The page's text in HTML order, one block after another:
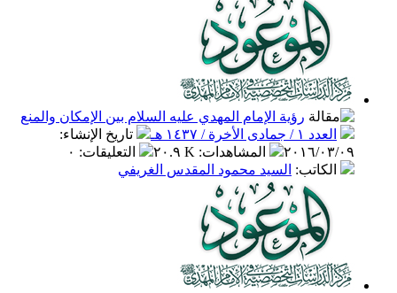
رؤية الإمام المهدي عليه السلام بين الإمكان والمنع
تاريخ الإنشاء :
المشاهدات: ٢٠.٩ K التعليقات:٠
السيد محمود المقدس الغريفي